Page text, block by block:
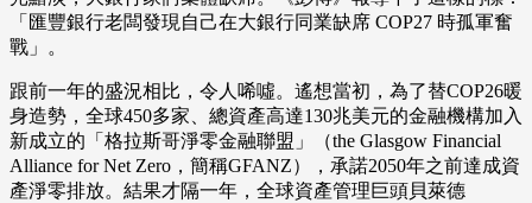
「匯豐銀行老闆發現自己在大銀行同業缺席 COP27 時孤軍奮
戰」。
跟前一年的盛況相比，令人唏噓。遙想當初，為了替COP26暖
身造勢，全球450多家、總資產高達130兆美元的金融機構加入
新成立的「格拉斯哥淨零金融聯盟」（the Glasgow Financial
Alliance for Net Zero，簡稱GFANZ），承諾2050年之前達成資
產淨零排放。結果才隔一年，全球資產管理巨頭貝萊德